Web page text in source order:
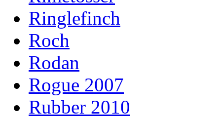
Ringlefinch
Roch
Rodan
Rogue 2007
Rubber 2010